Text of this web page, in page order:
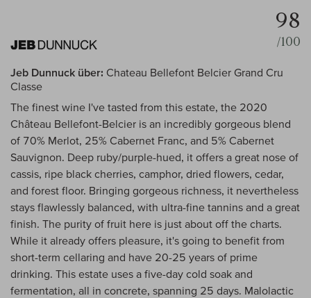
98
/100
Jeb Dunnuck über: Chateau Bellefont Belcier Grand Cru
Classe
The finest wine I've tasted from this estate, the 2020
Château Bellefont-Belcier is an incredibly gorgeous blend
of 70% Merlot, 25% Cabernet Franc, and 5% Cabernet
Sauvignon. Deep ruby/purple-hued, it offers a great nose of
cassis, ripe black cherries, camphor, dried flowers, cedar,
and forest floor. Bringing gorgeous richness, it nevertheless
stays flawlessly balanced, with ultra-fine tannins and a great
finish. The purity of fruit here is just about off the charts.
While it already offers pleasure, it's going to benefit from
short-term cellaring and have 20-25 years of prime
drinking. This estate uses a five-day cold soak and
fermentation, all in concrete, spanning 25 days. Malolactic